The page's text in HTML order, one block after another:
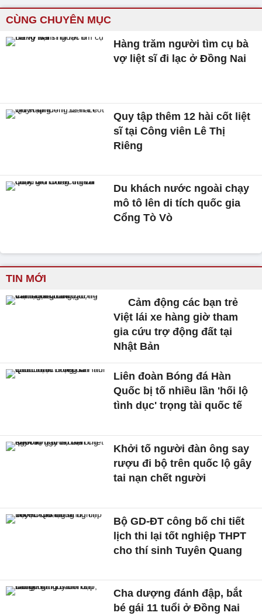
CÙNG CHUYÊN MỤC
Hàng trăm người tìm cụ bà
vợ liệt sĩ đi lạc ở Đồng Nai
Quy tập thêm 12 hài cốt liệt
sĩ tại Công viên Lê Thị
Riêng
Du khách nước ngoài chạy
mô tô lên di tích quốc gia
Cổng Tò Vò
TIN MỚI
Cảm động các bạn trẻ
Việt lái xe hàng giờ tham
gia cứu trợ động đất tại
Nhật Bản
Liên đoàn Bóng đá Hàn
Quốc bị tố nhiều lần 'hối lộ
tình dục' trọng tài quốc tế
Khởi tố người đàn ông say
rượu đi bộ trên quốc lộ gây
tai nạn chết người
Bộ GD-ĐT công bố chi tiết
lịch thi lại tốt nghiệp THPT
cho thí sinh Tuyên Quang
Cha dượng đánh đập, bắt
bé gái 11 tuổi ở Đồng Nai